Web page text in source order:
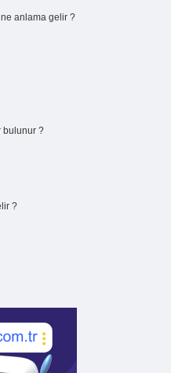
anlama gelir ?
bulunur ?
?